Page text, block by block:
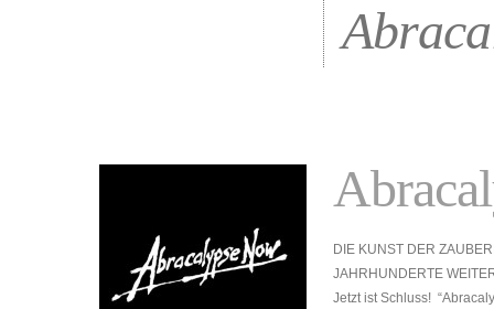
DIE KUNST DER
JAHRHUNDERTE
Jetzt ist Schluss!